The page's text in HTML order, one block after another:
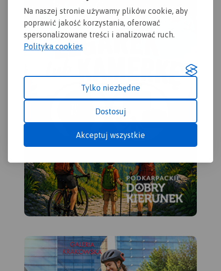
Na naszej stronie używamy plików cookie, aby
poprawić jakość korzystania, oferować
spersonalizowane treści i analizować ruch.
Polityka cookies
Tylko niezbędne
Dostosuj
Akceptuj wszystkie
podkarpackich miejscowości.